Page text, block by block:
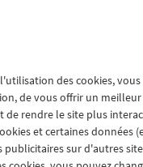
entre plages
marins. Explorez
un cadre unique
changeants.
des cookies,
de vous offrir un
de rendre le site plus
et certaines
publicitaires sur d'autres